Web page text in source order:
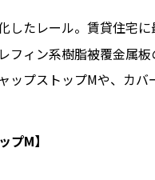
したレール。賃貸住宅
フィン系樹脂被覆金属板
ップストップMや、 カバ
プM】